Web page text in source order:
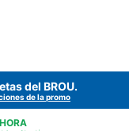
del BROU.
de la promo